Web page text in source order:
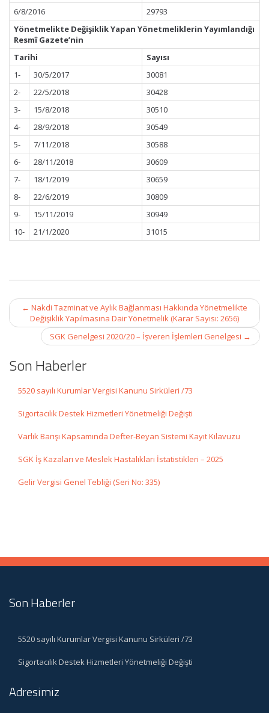
6/8/2016
29793
Yönetmelikte Değişiklik Yapan Yönetmeliklerin Yayımlandığı
Resmî Gazete’nin
Tarihi
Sayısı
1-
30/5/2017
30081
2-
22/5/2018
30428
3-
15/8/2018
30510
4-
28/9/2018
30549
5-
7/11/2018
30588
6-
28/11/2018
30609
7-
18/1/2019
30659
8-
22/6/2019
30809
9-
15/11/2019
30949
10-
21/1/2020 31015
Post
navigation
← Nakdi Tazminat ve Aylık Bağlanması Hakkında Yönetmelikte
Değişiklik Yapılmasına Dair Yönetmelik (Karar Sayısı: 2656)
SGK Genelgesi 2020/20 – İşveren İşlemleri Genelgesi →
Son Haberler
5520 sayılı Kurumlar Vergisi Kanunu Sirküleri /73
Sigortacılık Destek Hizmetleri Yönetmeliği Değişti
Varlık Barışı Kapsamında Defter-Beyan Sistemi Kayıt Kılavuzu
SGK İş Kazaları ve Meslek Hastalıkları İstatistikleri – 2025
Gelir Vergisi Genel Tebliği (Seri No: 335)
Son Haberler
5520 sayılı Kurumlar Vergisi Kanunu Sirküleri /73
Sigortacılık Destek Hizmetleri Yönetmeliği Değişti
Adresimiz